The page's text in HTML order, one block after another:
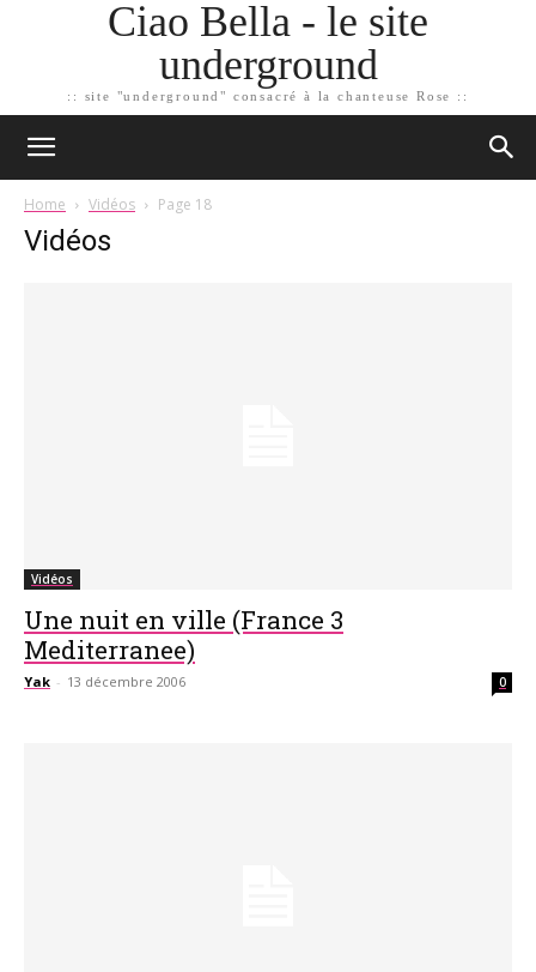
Ciao Bella - le site
underground
:: site "underground" consacré à la chanteuse Rose ::
Home Vidéos Page 18
Vidéos
Vidéos
Une nuit en ville (France 3
Mediterranee)
Yak - 13 décembre 2006 0